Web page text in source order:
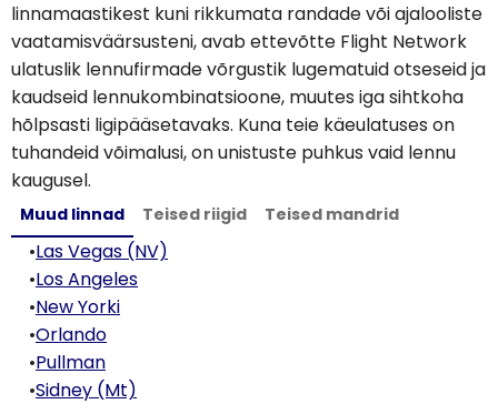
linnamaastikest kuni rikkumata randade või ajalooliste
vaatamisväärsusteni, avab ettevõtte Flight Network
ulatuslik lennufirmade võrgustik lugematuid otseseid ja
kaudseid lennukombinatsioone, muutes iga sihtkoha
hõlpsasti ligipääsetavaks. Kuna teie käeulatuses on
tuhandeid võimalusi, on unistuste puhkus vaid lennu
kaugusel.
Muud linnad Teised riigid Teised mandrid
•Las Vegas (NV)
•Los Angeles
•New Yorki
•Orlando
•Pullman
•Sidney (Mt)